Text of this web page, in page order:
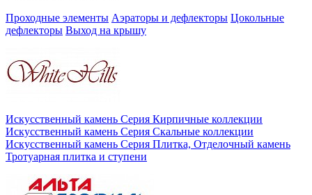
Проходные элементы Аэраторы и дефлекторы Цокольные
дефлекторы Выход на крышу
Искусственный камень Серия Кирпичные коллекции
Искусственный камень Серия Скальные коллекции
Искусственный камень Серия Плитка, Отделочный камень
Тротуарная плитка и ступени